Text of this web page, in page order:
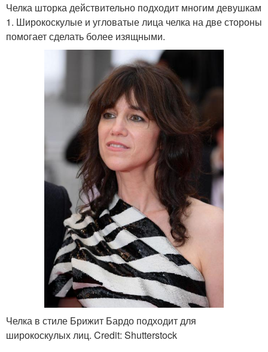
Челка шторка действительно подходит многим девушкам
1. Широкоскулые и угловатые лица челка на две стороны
помогает сделать более изящными.
Челка в стиле Брижит Бардо подходит для
широкоскулых лиц. Credit: Shutterstock